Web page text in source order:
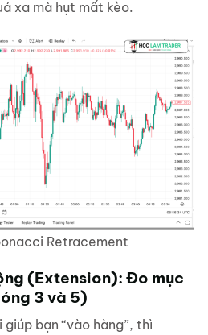
xa mà hụt mất kèo.
Retracement
(Extension): Đo mục
3 và 5)
bạn “vào hàng”, thì